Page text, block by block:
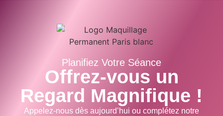
Planifiez Votre Séance
Offrez-vous un
Regard Magnifique !
Appelez-nous dès aujourd’hui ou complétez notre